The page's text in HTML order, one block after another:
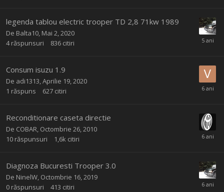
legenda tablou electric trooper TD 2,8 71kw 1989
De Balta10 Mai 2, 2020
4 răspunsuri 836 citiri
Consum isuzu 1.9
De adi1313 Aprilie 19, 2020
1 răspuns 627 citiri
Reconditionare caseta directie
De COBAR Octombrie 26, 2010
10 răspunsuri 1,6k citiri
Diagnoza Bucuresti Trooper 3.0
De NinelW Octombrie 16, 2019
0 răspunsuri 413 citiri